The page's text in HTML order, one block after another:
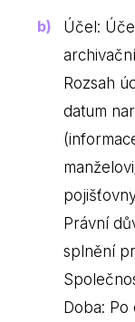
Účel:
Rozsah
datum
Právní
splnění
Doba: